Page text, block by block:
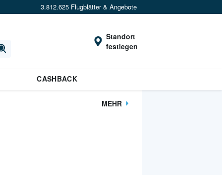
3.812.625 Flugblätter & Angebote
Standort
festlegen
CASHBACK
MEHR